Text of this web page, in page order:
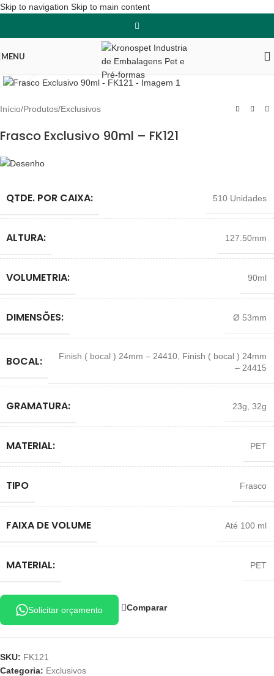
Skip to navigation Skip to main content
MENU
Clique para ampliar
Início/Produtos/Exclusivos
Frasco Exclusivo 90ml – FK121
QTDE. POR CAIXA: 510 Unidades
ALTURA: 127.50mm
VOLUMETRIA: 90ml
DIMENSÕES: Ø 53mm
BOCAL: Finish ( bocal ) 24mm – 24410 Finish ( bocal ) 24mm
– 24415
GRAMATURA: 23g 32g
MATERIAL: PET
TIPO Frasco
FAIXA DE VOLUME Até 100 ml
MATERIAL: PET
Solicitar orçamento Comparar
SKU: FK121
Categoria: Exclusivos